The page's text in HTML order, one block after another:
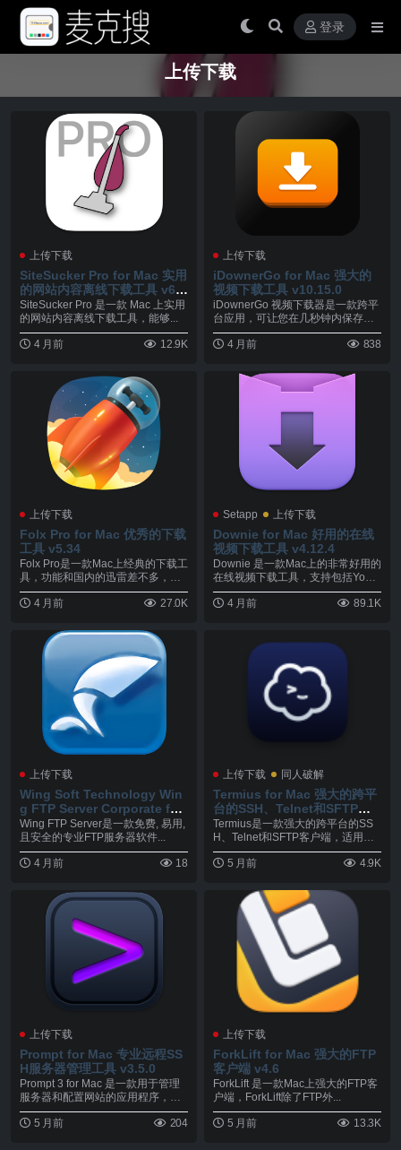
登录
上传下载
上传下载
SiteSucker Pro for Mac 实用
的网站内容离线下载工具 v6.
1.8
SiteSucker Pro 是一款 Mac 上实用
的网站内容离线下载工具，能够...
4 月前 12.9K
上传下载
iDownerGo for Mac 强大的
视频下载工具 v10.15.0
iDownerGo 视频下载器是一款跨平
台应用，可让您在几秒钟内保存来
自 Fac...
4 月前
838
上传下载
Folx Pro for Mac 优秀的下载
工具 v5.34
Folx Pro是一款Mac上经典的下载工
具，功能和国内的迅雷差不多，新
版本的F...
4 月前
27.0K
Setapp 上传下载
Downie for Mac 好用的在线
视频下载工具 v4.12.4
Downie 是一款Mac上的非常好用的
在线视频下载工具，支持包括Youtu
be...
4 月前
89.1K
上传下载
Wing Soft Technology Win
g FTP Server Corporate for
Mac 易用, 且安全的专业FTP
服务器软件
Wing FTP Server是一款免费, 易用,
且安全的专业FTP服务器软件...
4 月前 18
上传下载 同人破解
Termius for Mac 强大的跨平
台的SSH、Telnet和SFTP客
户端 v9.37.5
Termius是一款强大的跨平台的SS
H、Telnet和SFTP客户端，适用于
M...
5 月前
4.9K
上传下载
Prompt for Mac 专业远程SS
H服务器管理工具 v3.5.0
Prompt 3 for Mac 是一款用于管理
服务器和配置网站的应用程序，不
仅...
5 月前
204
上传下载
ForkLift for Mac 强大的FTP
客户端 v4.6
ForkLift 是一款Mac上强大的FTP客
户端，ForkLift除了FTP外...
5 月前 13.3K